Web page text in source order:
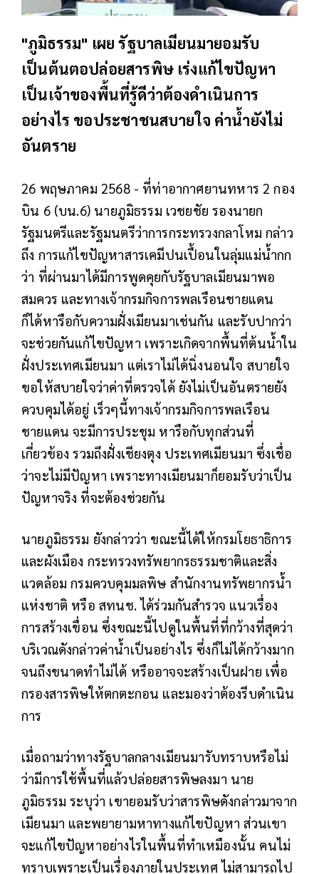
"ภูมิธรรม"​ เผย รัฐบาลเมียนมายอมรับ
เป็นต้นตอปล่อยสารพิษ เร่งแก้ไขปัญหา
เป็นเจ้าของพื้นที่รู้ดีว่าต้องดำเนินการ
อย่างไร ขอประชาชนสบายใจ ค่าน้ำยังไม่
อันตราย
26 พฤษภาคม 2568 - ที่ท่าอากาศยานทหาร 2 กอง
บิน 6 (บน.6) นายภูมิธรรม​ เวชยชัย​ รองนายก
รัฐมนตรีและรัฐมนตรีว่าการกระทรวงกลาโหม​ กล่าว
ถึง การแก้ไขปัญหาสารเคมีปนเปื้อนในลุ่มแม่น้ำกก
ว่า ที่ผ่านมาได้มีการพูดคุยกับรัฐบาลเมียนมาพอ
สมควร และทางเจ้ากรมกิจการพลเรือนชายแดน
ก็ได้หารือกับความฝั่งเมียนมาเช่นกัน และรับปากว่า
จะช่วยกันแก้ไขปัญหา เพราะเกิดจากพื้นที่ต้นน้ำ​ใน
ฝั่งประเทศเมียนมา แต่เราไม่ได้นิ่งนอนใจ สบายใจ
ขอให้สบายใจว่าค่าที่ตรวจได้ ยังไม่เป็นอันตรายยัง
ควบคุมได้อยู่ เร็วๆนี้ทางเจ้ากรมกิจการพลเรือน
ชายแดน จะมีการประชุม หารือกับทุกส่วนที่
เกี่ยวข้อง รวมถึงฝั่งเชียงตุง​ ประเทศเมียนมา​ ซึ่งเชื่อ
ว่าจะไม่มีปัญหา เพราะทางเมียนมาก็ยอมรับว่าเป็น
ปัญหาจริง ที่จะต้องช่วยกัน
นายภูมิ​ธรรม​ ยังกล่าวว่า​ ขณะนี้ได้ให้กรมโยธาธิการ
และผังเมือง กระทรวงทรัพยากรธรรมชาติและสิ่ง
แวดล้อม กรมควบคุมมลพิษ สำนักงานทรัพยากรน้ำ
แห่งชาติ​ หรือ​ สทนช. ได้ร่วมกันสำรวจ แนวเรื่อง
การสร้างเขื่อน ซึ่งขณะนี้ไปดูในพื้นที่ที่กว้างที่สุดว่า
บริเวณดังกล่าวค่าน้ำเป็นอย่างไร ซึ่งก็ไม่ได้กว้างมาก
จนถึงขนาดทำไม่ได้ หรืออาจจะสร้างเป็นฝาย​ เพื่อ
กรองสารพิษให้ตกตะกอน และมองว่าต้องรีบดำเนิน
การ​
เมื่อถามว่าทางรัฐบาลกลางเมียนมารับทราบหรือไม่
ว่ามีการใช้พื้นที่แล้วปล่อยสารพิษลงมา นาย
ภูมิธรรม​ ระบุว่า เขายอมรับว่าสารพิษดังกล่าวมาจาก
เมียนมา และพยายามหาทางแก้ไขปัญหา ส่วนเขา
จะแก้ไขปัญหาอย่างไรในพื้นที่ทำเหมืองนั้น คนไม่
ทราบเพราะเป็นเรื่องภายในประเทศ ไม่สามารถไป